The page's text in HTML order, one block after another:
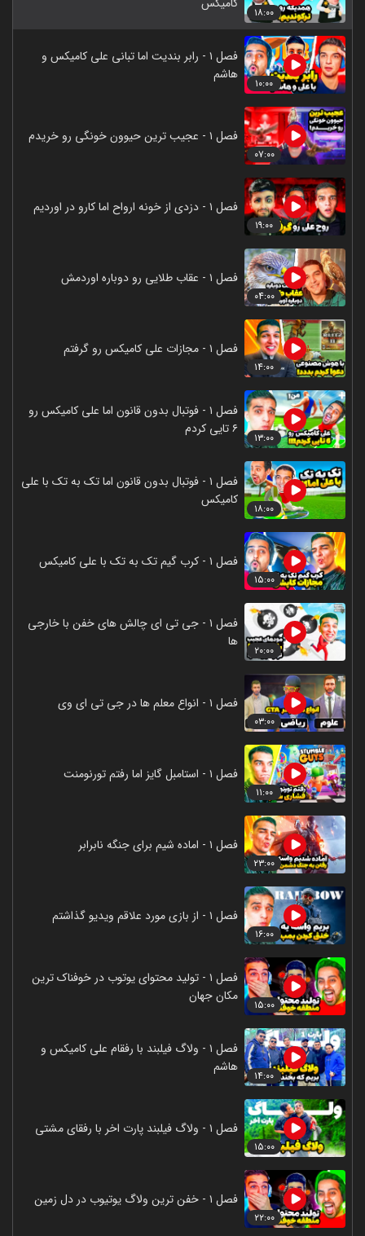
۱۸:۰۰
۱۰:۰۰
فصل ۱ - رابر بندیت اما تبانی علی کامیکس و
هاشم
۰۷:۰۰
فصل ۱ - عجیب ترین حیوون خونگی رو خریدم
۱۹:۰۰
فصل ۱ - دزدی از خونه ارواح اما کارو در اوردیم
۰۴:۰۰
فصل ۱ - عقاب طلایی رو دوباره اوردمش
۱۴:۰۰
فصل ۱ - مجازات علی کامیکس رو گرفتم
۱۳:۰۰
فصل ۱ - فوتبال بدون قانون اما علی کامیکس رو
۶ تایی کردم
۱۸:۰۰
فصل ۱ - فوتبال بدون قانون اما تک به تک با علی
کامیکس
۱۵:۰۰
فصل ۱ - کرب گیم تک به تک با علی کامیکس
۲۰:۰۰
فصل ۱ - جی تی ای چالش های خفن با خارجی
ها
۰۳:۰۰
فصل ۱ - انواع معلم ها در جی تی ای وی
۱۱:۰۰
فصل ۱ - استامبل گایز اما رفتم تورنومنت
۲۳:۰۰
فصل ۱ - اماده شیم برای جنگه نابرابر
۱۶:۰۰
فصل ۱ - از بازی مورد علاقم ویدیو گذاشتم
۱۵:۰۰
فصل ۱ - تولید محتوای یوتوب در خوفناک ترین
مکان جهان
۱۴:۰۰
فصل ۱ - ولاگ فیلبند با رفقام علی کامیکس و
هاشم
۱۵:۰۰
فصل ۱ - ولاگ فیلبند پارت اخر با رفقای مشتی
۲۲:۰۰
فصل ۱ - خفن ترین ولاگ یوتیوب در دل زمین